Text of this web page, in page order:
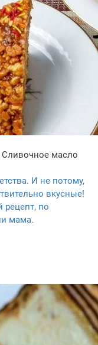
Сливочное масло
И не потому,
вкусные!
рецепт, по
мама.